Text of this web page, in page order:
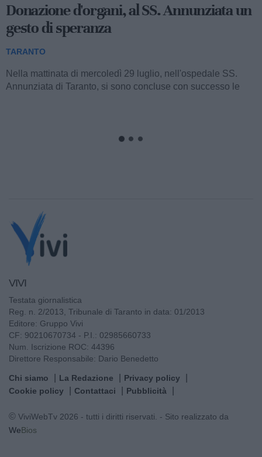
Donazione d'organi, al SS. Annunziata un
gesto di speranza
TARANTO
Nella mattinata di mercoledì 29 luglio, nell'ospedale SS.
Annunziata di Taranto, si sono concluse con successo le
VIVI
Testata giornalistica
Reg. n. 2/2013, Tribunale di Taranto in data: 01/2013
Editore: Gruppo Vivi
CF: 90210670734 - P.I.: 02985660733
Num. Iscrizione ROC: 44396
Direttore Responsabile: Dario Benedetto
Chi siamo La Redazione
Privacy policy
Cookie policy
Contattaci Pubblicità
© ViviWebTv 2026 - tutti i diritti riservati. - Sito realizzato da
WeBios